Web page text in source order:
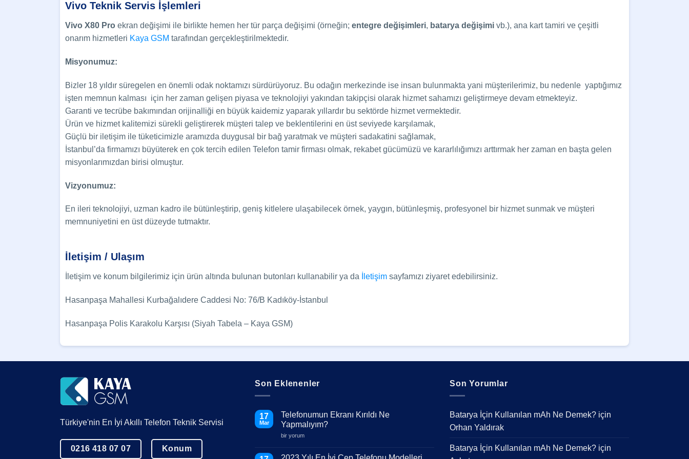
Vivo Teknik Servis İşlemleri
Vivo X80 Pro ekran değişimi ile birlikte hemen her tür parça değişimi (örneğin; entegre değişimleri, batarya değişimi vb.), ana kart tamiri ve çeşitli
onarım hizmetleri Kaya GSM tarafından gerçekleştirilmektedir.
Misyonumuz:
Bizler 18 yıldır süregelen en önemli odak noktamızı sürdürüyoruz. Bu odağın merkezinde ise insan bulunmakta yani müşterilerimiz, bu nedenle yaptığımız
işten memnun kalması için her zaman gelişen piyasa ve teknolojiyi yakından takipçisi olarak hizmet sahamızı geliştirmeye devam etmekteyiz.
Garanti ve tecrübe bakımından orijinalliği en büyük kaidemiz yaparak yıllardır bu sektörde hizmet vermektedir.
Ürün ve hizmet kalitemizi sürekli geliştirerek müşteri talep ve beklentilerini en üst seviyede karşılamak,
Güçlü bir iletişim ile tüketicimizle aramızda duygusal bir bağ yaratmak ve müşteri sadakatini sağlamak,
İstanbul’da firmamızı büyüterek en çok tercih edilen Telefon tamir firması olmak, rekabet gücümüzü ve kararlılığımızı arttırmak her zaman en başta gelen
misyonlarımızdan birisi olmuştur.
Vizyonumuz:
En ileri teknolojiyi, uzman kadro ile bütünleştirip, geniş kitlelere ulaşabilecek örnek, yaygın, bütünleşmiş, profesyonel bir hizmet sunmak ve müşteri
memnuniyetini en üst düzeyde tutmaktır.
İletişim / Ulaşım
İletişim ve konum bilgilerimiz için ürün altında bulunan butonları kullanabilir ya da İletişim sayfamızı ziyaret edebilirsiniz.
Hasanpaşa Mahallesi Kurbağalıdere Caddesi No: 76/B Kadıköy-İstanbul
Hasanpaşa Polis Karakolu Karşısı (Siyah Tabela – Kaya GSM)
Türkiye'nin En İyi Akıllı Telefon Teknik Servisi
0216 418 07 07 Konum
Son Eklenenler
17
Mar
Telefonumun Ekranı Kırıldı Ne
Yapmalıyım?
Telefonumun
Ne
bir yorum
Son Yorumlar
Batarya İçin Kullanılan mAh Ne Demek? için
Orhan Yaldırak
Batarya İçin Kullanılan mAh Ne Demek? için